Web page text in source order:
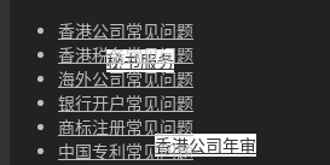
秘书服务
香港公司年审
香港公司常见问题
香港税务常见问题
海外公司常见问题
银行开户常见问题
商标注册常见问题
中国专利常见问题